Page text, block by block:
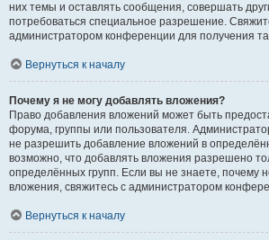
них темы и оставлять сообщения, совершать
потребоваться специальное разрешение.
администратором конференции для получения
Вернуться к началу
Почему я не могу добавлять вложения?
Право добавления вложений может быть
форума, группы или пользователя.
не разрешить добавление вложений в
возможно, что добавлять вложения разрешено
определённых групп. Если вы не знаете, почему
вложения, свяжитесь с администратором
Вернуться к началу